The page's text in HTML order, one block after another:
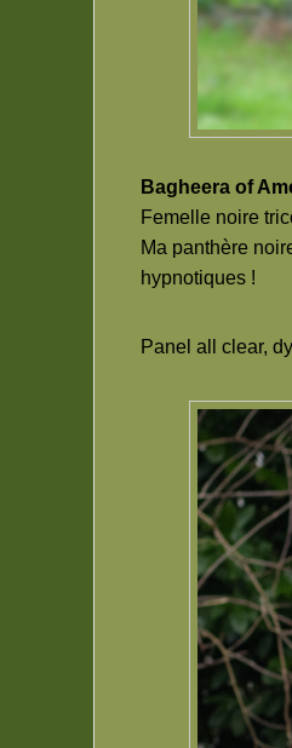
Bagheera of
Femelle noire
Ma panthère
hypnotiques !
Panel all clear,